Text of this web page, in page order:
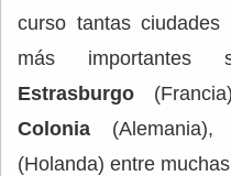
curso tantas
más importantes
Estrasburgo
Colonia (Alemania),
(Holanda) entre